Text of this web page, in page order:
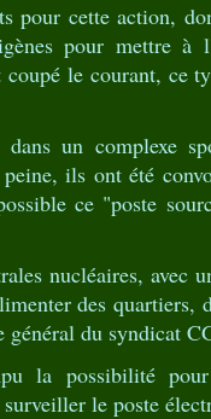
pour cette action,
pour mettre à
le courant, ce
dans un complexe
ils ont été
ce "poste
nucléaires, avec
des quartiers,
général du syndicat
la possibilité
le poste